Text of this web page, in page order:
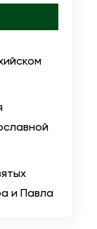
и Павла